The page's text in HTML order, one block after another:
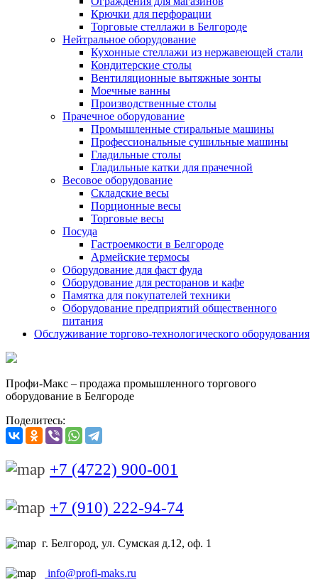
Крючки для перфорации
Торговые стеллажи в Белгороде
Нейтральное оборудование
Кухонные стеллажи из нержавеющей стали
Кондитерские столы
Вентиляционные вытяжные зонты
Моечные ванны
Производственные столы
Прачечное оборудование
Промышленные стиральные машины
Профессиональные сушильные машины
Гладильные столы
Гладильные катки для прачечной
Весовое оборудование
Складские весы
Порционные весы
Торговые весы
Посуда
Гастроемкости в Белгороде
Армейские термосы
Оборудование для фаст фуда
Оборудование для ресторанов и кафе
Памятка для покупателей техники
Оборудование предприятий общественного
питания
Обслуживание торгово-технологического оборудования
Профи-Макс – продажа промышленного торгового
оборудование в Белгороде
Поделитесь:
+7 (4722) 900-001
+7 (910) 222-94-74
г. Белгород, ул. Сумская д.12, оф. 1
info@profi-maks.ru